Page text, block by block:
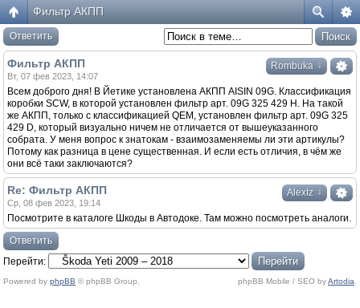
Фильтр АКПП
Ответить
Rombuka ↓
Фильтр АКПП
Вт, 07 фев 2023, 14:07
Всем доброго дня! В Йетике установлена АКПП AISIN 09G. Классификация
коробки SCW, в которой установлен фильтр арт. 09G 325 429 H. На такой
же АКПП, только с классификацией QEM, установлен фильтр арт. 09G 325
429 D, который визуально ничем не отличается от вышеуказанного
собрата. У меня вопрос к знатокам - взаимозаменяемы ли эти артикулы?
Потому как разница в цене существенная. И если есть отличия, в чём же
они всё таки заключаются?
AlexIz ↓
Re: Фильтр АКПП
Ср, 08 фев 2023, 19:14
Посмотрите в каталоге Шкоды в Автодоке. Там можно посмотреть аналоги.
Ответить
Перейти:
Powered by phpBB © phpBB Group. phpBB Mobile / SEO byArtodia